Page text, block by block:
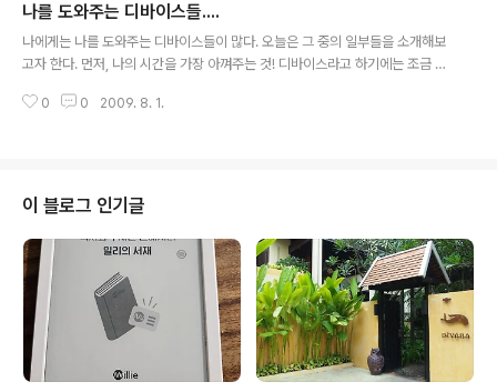
나온 것 같네요 ㅠㅠ 이번 출장에서 가장 좋았던 점은 이것인 것 같습니다. 네.
저희가 overbooking 되어서 비지니스로 업그레이드 되어서 갔어요. 직항이
라 인천 -> 런던 12시간 비행이었는데, 전혀 피곤하지가 않더군요 ^^ 그리고 ..
나를 도와주는 디바이스들....
나에게는 나를 도와주는 디바이스들이 많다. 오늘은 그 중의 일부들을 소개해보
고자 한다. 먼저, 나의 시간을 가장 아껴주는 것! 디바이스라고 하기에는 조금 생
"Wall-E"란 애니메이션을 아는가? 그 청소 로봇의 이름을 본 따서, 이 녀석의
것 같진 않지만) 그래서 항상 고마워 하고 있다. 그 다음은 지금도 이 블로그를
올릴 때 사용하고 있는 나의 노트북이다. 이 노트북..
0 0 2009. 8. 1.
이 블로그 인기글